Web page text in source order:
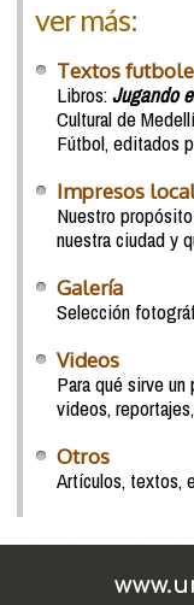
ver más:
Textos
Libros:Jugando
Cultural de
Fútbol, editados
Impresos
Nuestro
nuestra ciudad y
Galería
Selección
Videos
Para qué sirve
videos,
Otros
Artículos, textos,